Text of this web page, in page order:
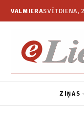
VALMIERASVĒTDIENA,
ZIŅAS